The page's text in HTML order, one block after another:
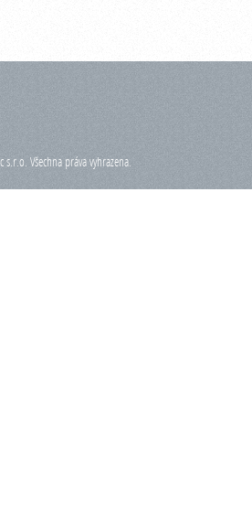
Všechna práva vyhrazena.